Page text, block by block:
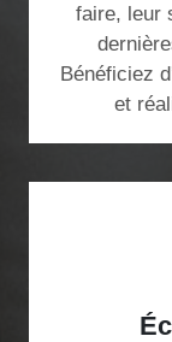
faire, leur
Bénéficiez
et